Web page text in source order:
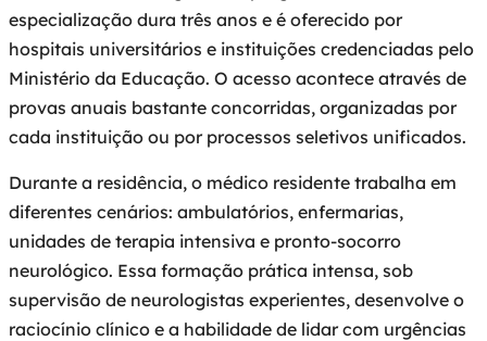
especialização dura três anos e é oferecido por
hospitais universitários e instituições credenciadas pelo
Ministério da Educação. O acesso acontece através de
provas anuais bastante concorridas, organizadas por
cada instituição ou por processos seletivos unificados.
Durante a residência, o médico residente trabalha em
diferentes cenários: ambulatórios, enfermarias,
unidades de terapia intensiva e pronto-socorro
neurológico. Essa formação prática intensa, sob
supervisão de neurologistas experientes, desenvolve o
raciocínio clínico e a habilidade de lidar com urgências